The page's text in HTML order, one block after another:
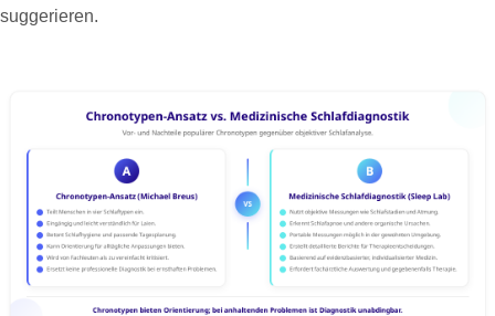
suggerieren.